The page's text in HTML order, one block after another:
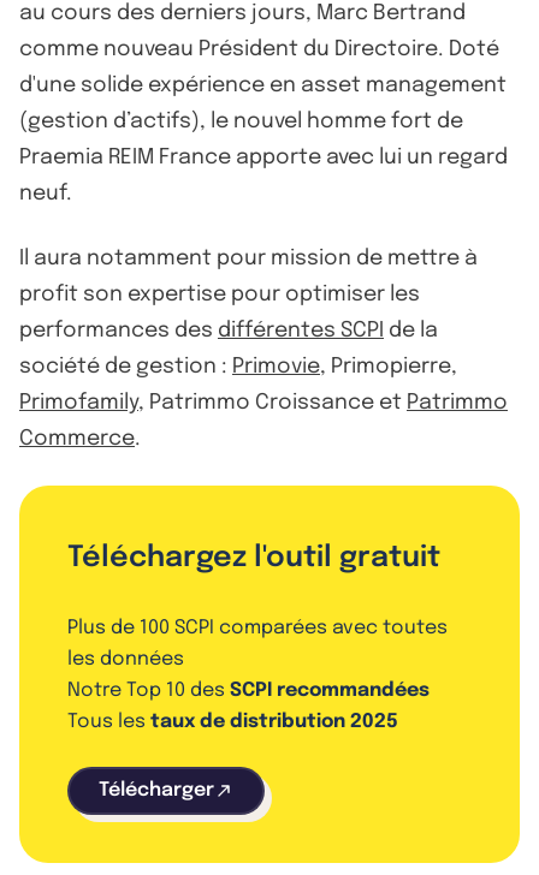
au cours des derniers jours, Marc Bertrand
comme nouveau Président du Directoire. Doté
d'une solide expérience en asset management
(gestion d’actifs), le nouvel homme fort de
Praemia REIM France apporte avec lui un regard
neuf.
Il aura notamment pour mission de mettre à
profit son expertise pour optimiser les
performances des différentes SCPI de la
société de gestion : Primovie, Primopierre,
Primofamily, Patrimmo Croissance et Patrimmo
Commerce.
Téléchargez l'outil gratuit
Plus de 100 SCPI comparées avec toutes
les données
Notre Top 10 des SCPI recommandées
Tous les taux de distribution 2025
Télécharger